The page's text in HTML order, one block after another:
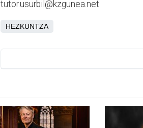
tutor.usurbil@kzgunea.net
HEZKUNTZA